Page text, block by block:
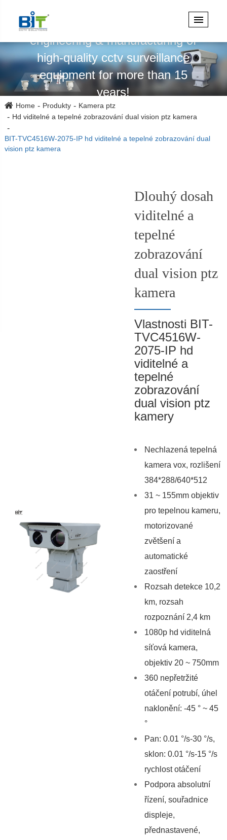
Specializuje se na design,
engineering & manufacturing of
high-quality cctv surveillance
equipment for more than 15
years!
Home Produkty
Kamera ptz
Hd viditelné a tepelné zobrazování dual vision ptz kamera
BIT-TVC4516W-2075-IP hd viditelné a tepelné zobrazování dual
vision ptz kamera
Dlouhý dosah
viditelné a
tepelné
zobrazování
dual vision ptz
kamera
Vlastnosti BIT-
TVC4516W-
2075-IP hd
viditelné a
tepelné
zobrazování
dual vision ptz
kamery
Nechlazená tepelná
kamera vox, rozlišení
384*288/640*512
31 ~ 155mm objektiv
pro tepelnou kameru,
motorizované
zvětšení a
automatické
zaostření
Rozsah detekce 10,2
km, rozsah
rozpoznání 2,4 km
1080p hd viditelná
síťová kamera,
objektiv 20 ~ 750mm
360 nepřetržité
otáčení potrubí, úhel
naklonění: -45 ° ~ 45
°
Pan: 0.01 °/s-30 °/s,
sklon: 0.01 °/s-15 °/s
rychlost otáčení
Podpora absolutní
řízení, souřadnice
displeje,
přednastavené,